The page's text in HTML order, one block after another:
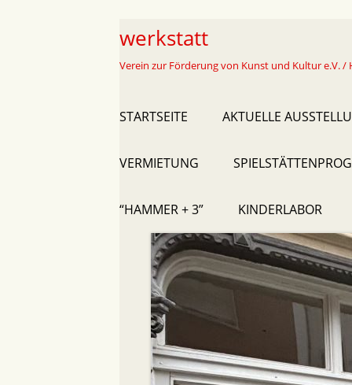
werkstatt
Verein zur Förderung von Kunst und Kultur e.V.
Primary
STARTSEITE AKTUELLE
VERMIETUNG
“HAMMER + 3” KINDERLABOR